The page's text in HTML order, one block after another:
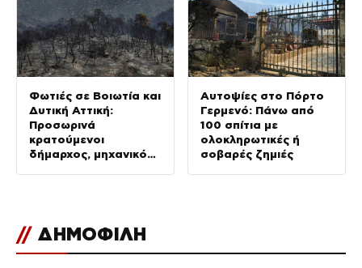
Φωτιές σε Βοιωτία και
Δυτική Αττική:
Προσωρινά
κρατούμενοι
δήμαρχος, μηχανικός
Αυτοψίες στο Πόρτο
Γερμενό: Πάνω από
100 σπίτια με
ολοκληρωτικές ή
σοβαρές ζημιές
// ΔΗΜΟΦΙΛΗ